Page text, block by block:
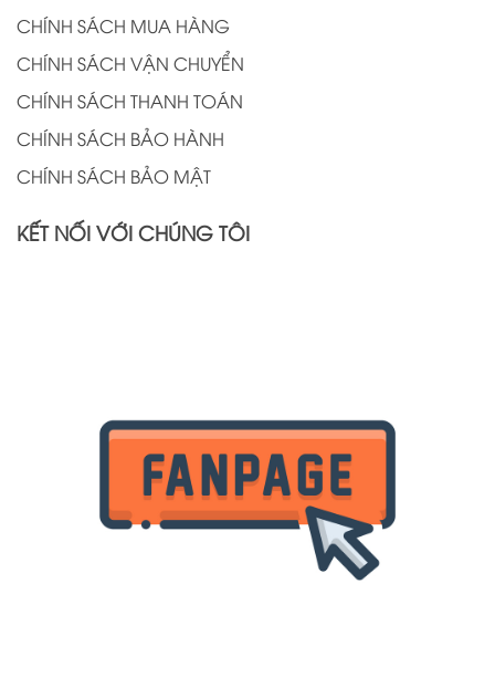
CHÍNH SÁCH MUA HÀNG
CHÍNH SÁCH VẬN CHUYỂN
CHÍNH SÁCH THANH TOÁN
CHÍNH SÁCH BẢO HÀNH
CHÍNH SÁCH BẢO MẬT
KẾT NỐI VỚI CHÚNG TÔI